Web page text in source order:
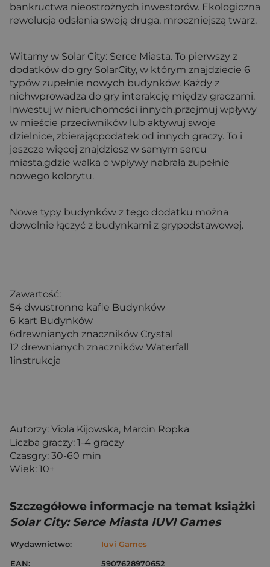
bankructwa nieostrożnych inwestorów. Ekologiczna
rewolucja odsłania swoją druga, mroczniejszą twarz.
Witamy w Solar City: Serce Miasta. To pierwszy z
dodatków do gry SolarCity, w którym znajdziecie 6
typów zupełnie nowych budynków. Każdy z
nichwprowadza do gry interakcję między graczami.
Inwestuj w nieruchomości innych,przejmuj wpływy
w mieście przeciwników lub aktywuj swoje
dzielnice, zbierającpodatek od innych graczy. To i
jeszcze więcej znajdziesz w samym sercu
miasta,gdzie walka o wpływy nabrała zupełnie
nowego kolorytu.
Nowe typy budynków z tego dodatku można
dowolnie łączyć z budynkami z grypodstawowej.
Zawartość:
54 dwustronne kafle Budynków
6 kart Budynków
6drewnianych znaczników Crystal
12 drewnianych znaczników Waterfall
1instrukcja
Autorzy: Viola Kijowska, Marcin Ropka
Liczba graczy: 1-4 graczy
Czasgry: 30-60 min
Wiek: 10+
Szczegółowe informacje na temat książki
Solar City: Serce Miasta IUVI Games
Wydawnictwo:
Iuvi Games
EAN:
5907628970652